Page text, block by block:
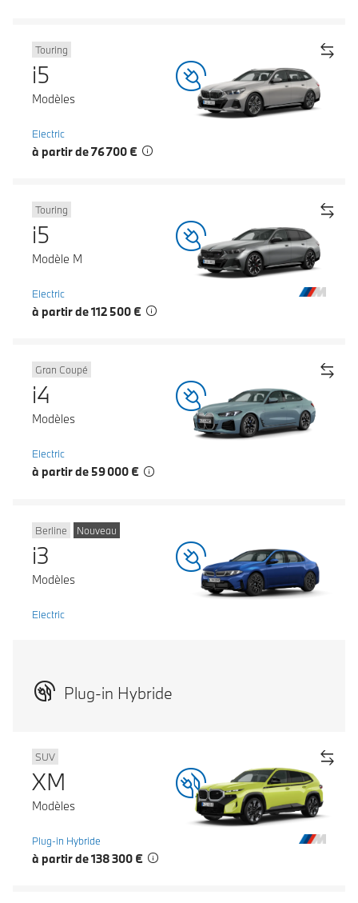
Touring
i5
Modèles
Electric
à partir de 76 700 €
Touring
i5
Modèle M
Electric
à partir de 112 500 €
Gran Coupé
i4
Modèles
Electric
à partir de 59 000 €
Berline Nouveau
i3
Modèles
Electric
Plug-in Hybride
SUV
XM
Modèles
Plug-in Hybride
à partir de 138 300 €